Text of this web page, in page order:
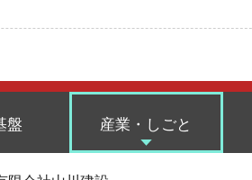
盤 産業・しごと